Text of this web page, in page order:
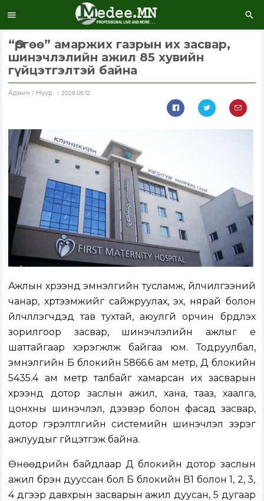
“Өргөө” амаржих газрын их засвар,
шинэчлэлийн ажил 85 хувийн
гүйцэтгэлтэй байна
Aдмин / Нүүр 2026.06.12
Ажлын хүрээнд эмнэлгийн тусламж, үйлчилгээний
чанар, хүртээмжийг сайжруулах, эх, нярай болон
үйлчлүүлэгчдэд тав тухтай, аюулгүй орчин бүрдүүлэх
зорилгоор засвар, шинэчлэлийн ажлыг үе
шаттайгаар хэрэгжүүлж байгаа юм. Тодруулбал,
эмнэлгийн Б блокийн 5866.6 ам метр, Д блокийн
5435.4 ам метр талбайг хамарсан их засварын
хүрээнд дотор заслын ажил, хана, тааз, хаалга,
цонхны шинэчлэл, дээвэр болон фасад засвар,
дотор гэрэлтүүлгийн системийн шинэчлэл зэрэг
ажлуудыг гүйцэтгэж байна.
Өнөөдрийн байдлаар Д блокийн дотор заслын
ажил бүрэн дууссан бол Б блокийн В1 болон 1, 2, 3,
4 дүгээр давхрын засварын ажил дуусан, 5 дугаар